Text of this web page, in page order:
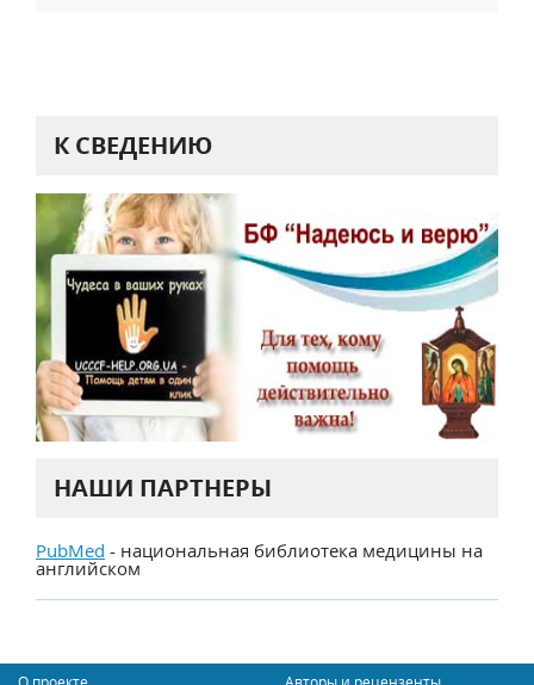
К СВЕДЕНИЮ
НАШИ ПАРТНЕРЫ
PubMed - национальная библиотека медицины на
английском